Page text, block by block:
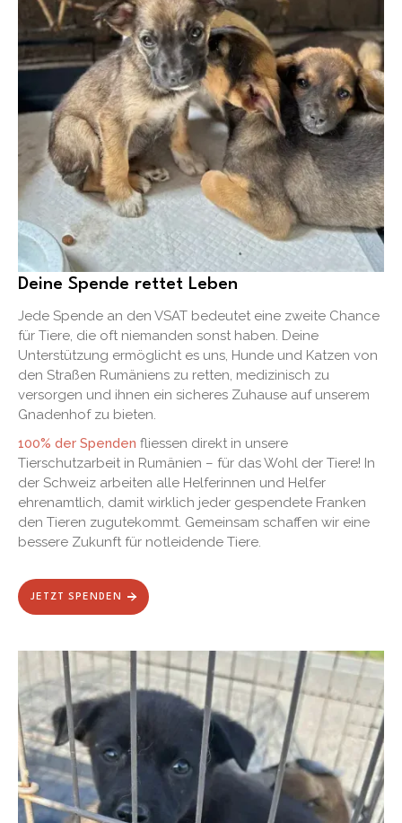
Deine Spende rettet Leben
Jede Spende an den VSAT bedeutet eine zweite Chance
für Tiere, die oft niemanden sonst haben. Deine
Unterstützung ermöglicht es uns, Hunde und Katzen von
den Straßen Rumäniens zu retten, medizinisch zu
versorgen und ihnen ein sicheres Zuhause auf unserem
Gnadenhof zu bieten.
100% der Spenden fliessen direkt in unsere
Tierschutzarbeit in Rumänien – für das Wohl der Tiere! In
der Schweiz arbeiten alle Helferinnen und Helfer
ehrenamtlich, damit wirklich jeder gespendete Franken
den Tieren zugutekommt. Gemeinsam schaffen wir eine
bessere Zukunft für notleidende Tiere.
JETZT SPENDEN